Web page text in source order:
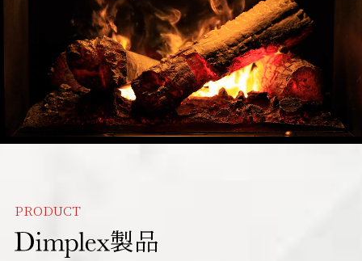
PRODUCT
製品